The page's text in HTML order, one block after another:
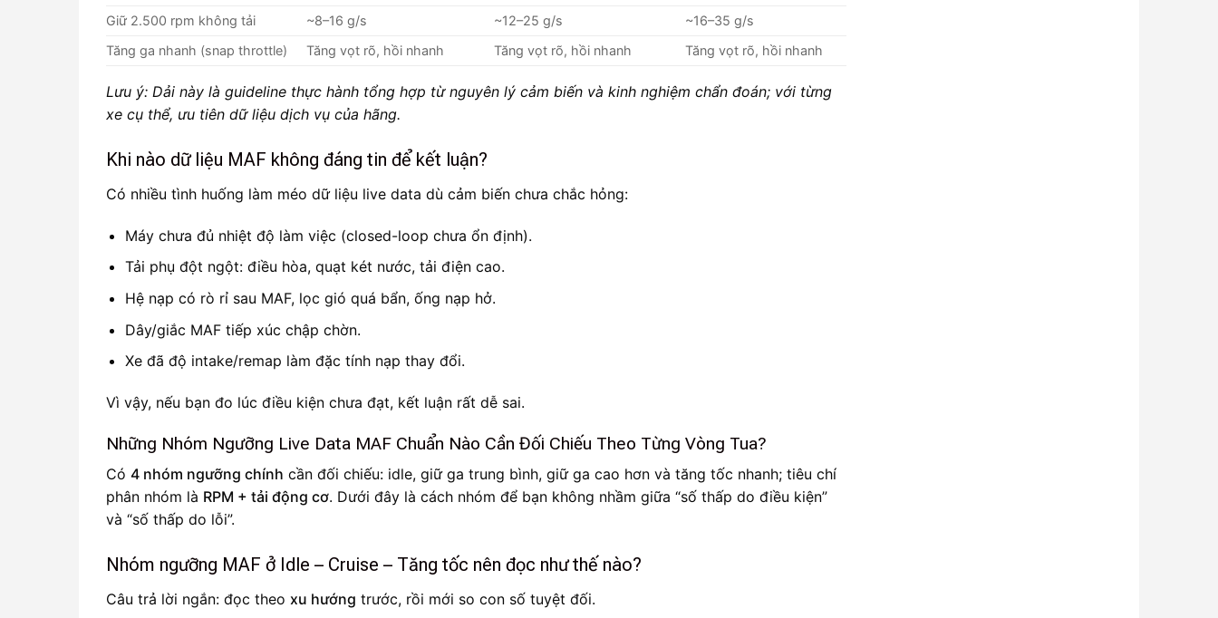
Giữ 2.500 rpm không tải
~8–16 g/s ~12–25 g/s
~16–35 g/s
Tăng ga nhanh (snap throttle)
Tăng vọt rõ, hồi nhanh Tăng vọt rõ, hồi nhanh Tăng vọt rõ, hồi nhanh
Lưu ý: Dải này là guideline thực hành tổng hợp từ nguyên lý cảm biến và kinh nghiệm chẩn đoán; với từng
xe cụ thể, ưu tiên dữ liệu dịch vụ của hãng.
Khi nào dữ liệu MAF không đáng tin để kết luận?
Có nhiều tình huống làm méo dữ liệu live data dù cảm biến chưa chắc hỏng:
Máy chưa đủ nhiệt độ làm việc (closed-loop chưa ổn định).
Tải phụ đột ngột: điều hòa, quạt két nước, tải điện cao.
Hệ nạp có rò rỉ sau MAF, lọc gió quá bẩn, ống nạp hở.
Dây/giắc MAF tiếp xúc chập chờn.
Xe đã độ intake/remap làm đặc tính nạp thay đổi.
Vì vậy, nếu bạn đo lúc điều kiện chưa đạt, kết luận rất dễ sai.
Những Nhóm Ngưỡng Live Data MAF Chuẩn Nào Cần Đối Chiếu Theo Từng Vòng Tua?
Có 4 nhóm ngưỡng chính cần đối chiếu: idle, giữ ga trung bình, giữ ga cao hơn và tăng tốc nhanh; tiêu chí
phân nhóm là RPM + tải động cơ. Dưới đây là cách nhóm để bạn không nhầm giữa “số thấp do điều kiện”
và “số thấp do lỗi”.
Nhóm ngưỡng MAF ở Idle – Cruise – Tăng tốc nên đọc như thế nào?
Câu trả lời ngắn: đọc theo xu hướng trước, rồi mới so con số tuyệt đối.